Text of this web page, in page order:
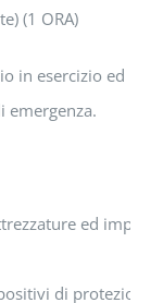
(1 ORA)
in esercizio ed in
emergenza.
ed
di protezione